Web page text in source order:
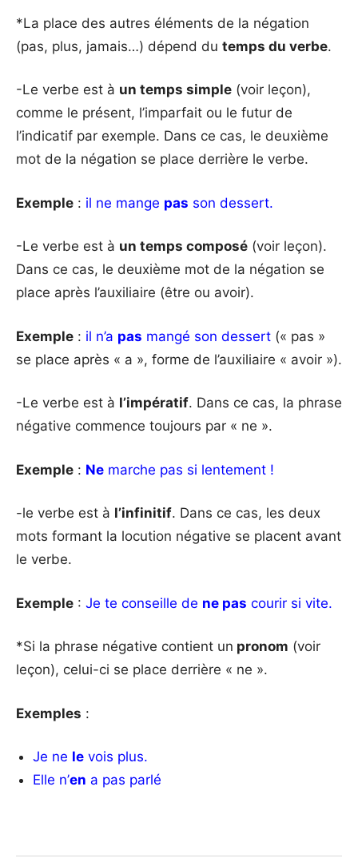
*La place des autres éléments de la négation
(pas, plus, jamais…) dépend du temps du verbe.
-Le verbe est à un temps simple (voir leçon),
comme le présent, l’imparfait ou le futur de
l’indicatif par exemple. Dans ce cas, le deuxième
mot de la négation se place derrière le verbe.
Exemple : il ne mange pas son dessert.
-Le verbe est à un temps composé (voir leçon).
Dans ce cas, le deuxième mot de la négation se
place après l’auxiliaire (être ou avoir).
Exemple : il n’a pas mangé son dessert (« pas »
se place après « a », forme de l’auxiliaire « avoir »).
-Le verbe est à l’impératif. Dans ce cas, la phrase
négative commence toujours par « ne ».
Exemple : Ne marche pas si lentement !
-le verbe est à l’infinitif. Dans ce cas, les deux
mots formant la locution négative se placent avant
le verbe.
Exemple : Je te conseille de ne pas courir si vite.
*Si la phrase négative contient un pronom (voir
leçon), celui-ci se place derrière « ne ».
Exemples :
Je ne le vois plus.
Elle n’en a pas parlé